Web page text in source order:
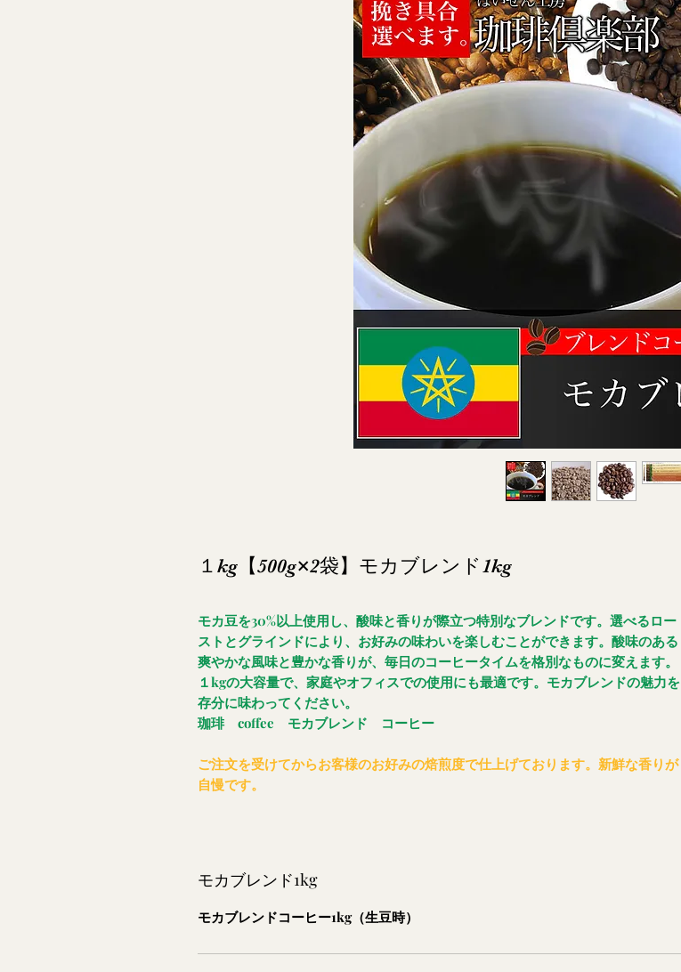
１kg【500g×2袋】モカブレンド1kg
モカ豆を30%以上使用し、酸味と香りが際立つ特別なブレンドです。選べるロー
ストとグラインドにより、お好みの味わいを楽しむことができます。酸味のある
爽やかな風味と豊かな香りが、毎日のコーヒータイムを格別なものに変えます。
１kgの大容量で、家庭やオフィスでの使用にも最適です。モカブレンドの魅力を
存分に味わってください。
珈琲 coffee モカブレンド コーヒー
ご注文を受けてからお客様のお好みの焙煎度で仕上げております。新鮮な香りが
自慢です。
モカブレンド1kg
モカブレンドコーヒー1kg（生豆時）